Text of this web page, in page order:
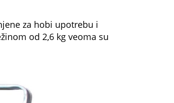
za hobi upotrebu i
od 2,6 kg veoma su